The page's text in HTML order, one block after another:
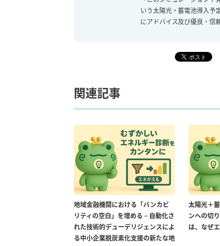
いう太陽光・蓄電池導入予
にアドバイス及び優良・信
関連記事
地域金融機関における「バンカビ
リティの空白」を埋める – 自動化さ
れた技術的デューデリジェンスによ
る中小企業脱炭素化支援の新たな地
太陽光＋
ンへの切
は、なぜ